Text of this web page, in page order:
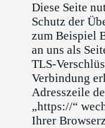
Diese Seite
Schutz der
zum Beispiel
an uns als
TLS-
Verbindung
Adresszeile
„https://“
Ihrer